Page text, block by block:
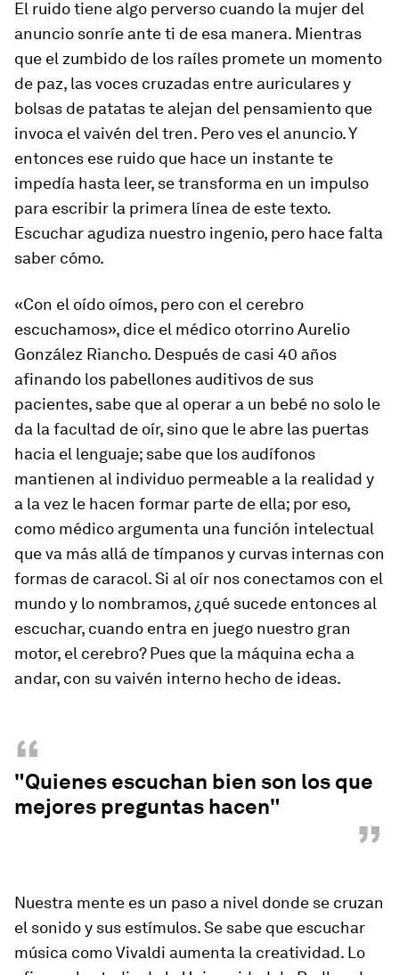
El ruido tiene algo perverso cuando la mujer del
anuncio sonríe ante ti de esa manera. Mientras
que el zumbido de los raíles promete un momento
de paz, las voces cruzadas entre auriculares y
bolsas de patatas te alejan del pensamiento que
invoca el vaivén del tren. Pero ves el anuncio. Y
entonces ese ruido que hace un instante te
impedía hasta leer, se transforma en un impulso
para escribir la primera línea de este texto.
Escuchar agudiza nuestro ingenio, pero hace falta
saber cómo.
«Con el oído oímos, pero con el cerebro
escuchamos», dice el médico otorrino Aurelio
González Riancho. Después de casi 40 años
afinando los pabellones auditivos de sus
pacientes, sabe que al operar a un bebé no solo le
da la facultad de oír, sino que le abre las puertas
hacia el lenguaje; sabe que los audífonos
mantienen al individuo permeable a la realidad y
a la vez le hacen formar parte de ella; por eso,
como médico argumenta una función intelectual
que va más allá de tímpanos y curvas internas con
formas de caracol. Si al oír nos conectamos con el
mundo y lo nombramos, ¿qué sucede entonces al
escuchar, cuando entra en juego nuestro gran
motor, el cerebro? Pues que la máquina echa a
andar, con su vaivén interno hecho de ideas.
“
"Quienes escuchan bien son los que
mejores preguntas hacen"
”
Nuestra mente es un paso a nivel donde se cruzan
el sonido y sus estímulos. Se sabe que escuchar
música como Vivaldi aumenta la creatividad. Lo